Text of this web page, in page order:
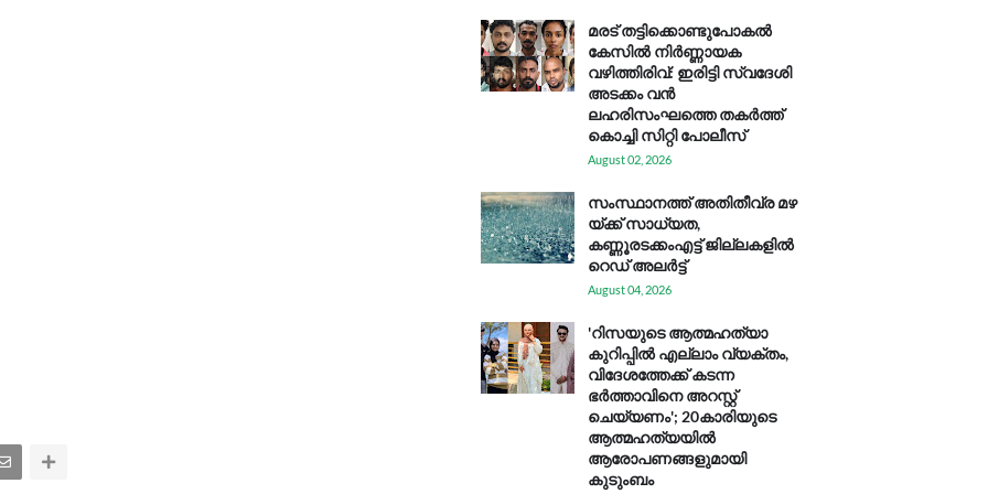
മരട് തട്ടിക്കൊണ്ടുപോകൽ
കേസിൽ നിർണ്ണായക
വഴിത്തിരിവ്: ഇരിട്ടി സ്വദേശി
അടക്കം വൻ
ലഹരിസംഘത്തെ തകർത്ത്
കൊച്ചി സിറ്റി പോലീസ്
August 02, 2026
സം​സ്ഥാ​ന​ത്ത് അ​തി​തീ​വ്ര മ​ഴ​
യ്ക്ക് സാ​ധ്യ​ത,
കണ്ണൂരടക്കംഎ​ട്ട് ജി​ല്ല​ക​ളി​ൽ
റെ​ഡ് അ​ലർ​ട്ട്
August 04, 2026
'റിസയുടെ ആത്മഹത്യാ
കുറിപ്പിൽ എല്ലാം വ്യക്തം,
വിദേശത്തേക്ക് കടന്ന
ഭർത്താവിനെ അറസ്റ്റ്
ചെയ്യണം'; 20കാരിയുടെ
ആത്മഹത്യയിൽ
ആരോപണങ്ങളുമായി
കുടുംബം